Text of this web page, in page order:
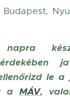
Budapest,
kész
le a
a MÁV,